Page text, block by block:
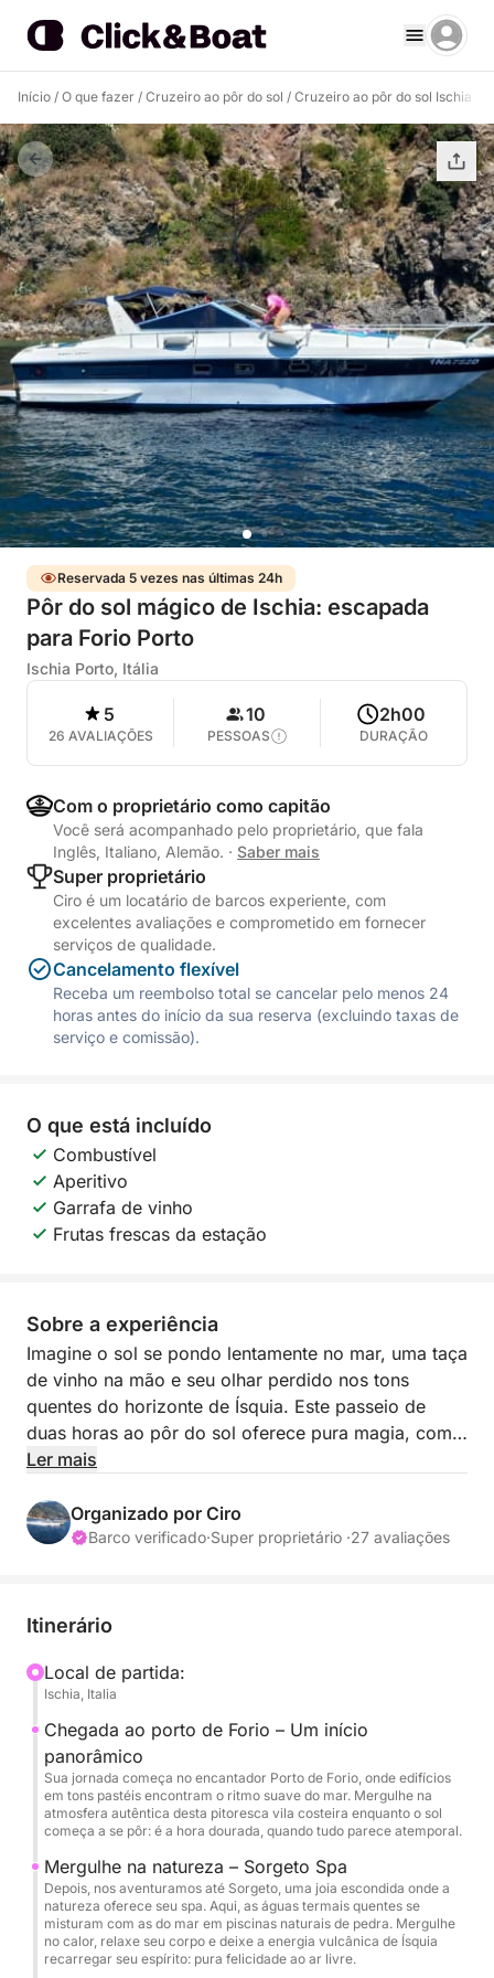
Início / O que fazer / Cruzeiro ao pôr do sol / Cruzeiro ao pôr do sol Ischia
Reservada 5 vezes nas últimas 24h
Pôr do sol mágico de Ischia: escapada
para Forio Porto
Ischia Porto, Itália
5
26 AVALIAÇÕES
10
PESSOAS
2h00
DURAÇÃO
Com o proprietário como capitão
Você será acompanhado pelo proprietário, que fala
Inglês, Italiano, Alemão. · Saber mais
Super proprietário
Ciro é um locatário de barcos experiente, com
excelentes avaliações e comprometido em fornecer
serviços de qualidade.
Cancelamento flexível
Receba um reembolso total se cancelar pelo menos 24
horas antes do início da sua reserva (excluindo taxas de
serviço e comissão).
O que está incluído
Combustível
Aperitivo
Garrafa de vinho
Frutas frescas da estação
Sobre a experiência
Imagine o sol se pondo lentamente no mar, uma taça
de vinho na mão e seu olhar perdido nos tons
quentes do horizonte de Ísquia. Este passeio de
duas horas ao pôr do sol oferece pura magia, com
vistas deslumbrantes do litoral, águas termais
beira-mar. É uma escapada curta, mas inesquecível,
para terminar o dia da maneira mais linda.
oeste de Ísquia, com nossa primeira parada no
casas coloridas e a icônica Chiesa del Soccorso
com vista para os penhascos. Em seguida,
seguiremos em direção à Baía de Sorgeto, famosa
por suas fontes termais naturais que brotam do
fundo do mar vulcânico. Aqui, você pode desfrutar
de um mergulho relaxante nessas águas quentes e
únicas. Ao pôr do sol no horizonte, serviremos um
delicioso aperitivo a bordo: vinho local, sabores da
ilha e música suave para criar o clima.
O que torna este passeio verdadeiramente especial
é sua atmosfera íntima e autêntica. Projetado para
Ler mais
Organizado por Ciro
Barco verificado·Super proprietário ·27 avaliações
Itinerário
Local de partida:
Ischia, Italia
Chegada ao porto de Forio – Um início
panorâmico
Sua jornada começa no encantador Porto de Forio, onde edifícios
em tons pastéis encontram o ritmo suave do mar. Mergulhe na
atmosfera autêntica desta pitoresca vila costeira enquanto o sol
começa a se pôr: é a hora dourada, quando tudo parece atemporal.
Mergulhe na natureza – Sorgeto Spa
Depois, nos aventuramos até Sorgeto, uma joia escondida onde a
natureza oferece seu spa. Aqui, as águas termais quentes se
misturam com as do mar em piscinas naturais de pedra. Mergulhe
no calor, relaxe seu corpo e deixe a energia vulcânica de Ísquia
recarregar seu espírito: pura felicidade ao ar livre.